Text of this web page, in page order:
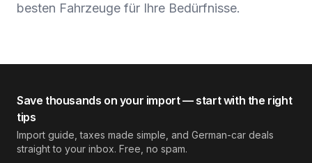
besten Fahrzeuge für Ihre Bedürfnisse.
Save thousands on your import — start with the right
tips
Import guide, taxes made simple, and German-car deals
straight to your inbox. Free, no spam.